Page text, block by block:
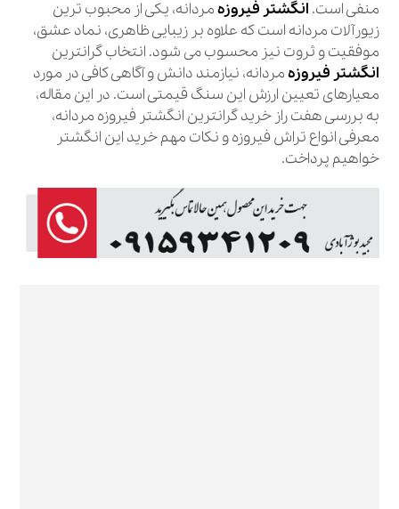
منفی است. انگشتر فیروزهمردانه، یکی از محبوب ترین
زیورآلات مردانه است که علاوه بر زیبایی ظاهری، نماد عشق،
موفقیت و ثروت نیز محسوب می شود. انتخاب گرانترین
انگشتر فیروزهمردانه، نیازمند دانش و آگاهی کافی در مورد
معیارهای تعیین ارزش این سنگ قیمتی است. در این مقاله،
به بررسی هفت راز خرید گرانترین انگشتر فیروزه مردانه،
معرفی انواع تراش فیروزه و نکات مهم خرید این انگشتر
خواهیم پرداخت.